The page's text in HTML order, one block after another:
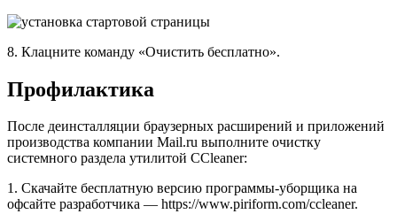
8. Клацните команду «Очистить бесплатно».
Профилактика
После деинсталляции браузерных расширений и приложений
производства компании Mail.ru выполните очистку
системного раздела утилитой CCleaner:
1. Скачайте бесплатную версию программы-уборщика на
офсайте разработчика — https://www.piriform.com/ccleaner.